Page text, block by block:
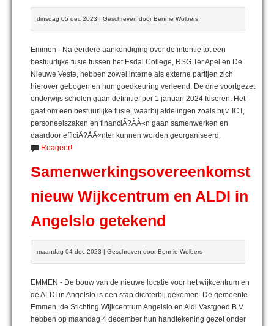
dinsdag 05 dec 2023 | Geschreven door Bennie Wolbers
Emmen - Na eerdere aankondiging over de intentie tot een
bestuurlijke fusie tussen het Esdal College, RSG Ter Apel en De
Nieuwe Veste, hebben zowel interne als externe partijen zich
hierover gebogen en hun goedkeuring verleend. De drie voortgezet
onderwijs scholen gaan definitief per 1 januari 2024 fuseren. Het
gaat om een bestuurlijke fusie, waarbij afdelingen zoals bijv. ICT,
personeelszaken en financiÃ?ÃÂ«n gaan samenwerken en
daardoor efficiÃ?ÃÂ«nter kunnen worden georganiseerd.
Reageer!
Samenwerkingsovereenkomst
nieuw Wijkcentrum en ALDI in
Angelslo getekend
maandag 04 dec 2023 | Geschreven door Bennie Wolbers
EMMEN - De bouw van de nieuwe locatie voor het wijkcentrum en
de ALDI in Angelslo is een stap dichterbij gekomen. De gemeente
Emmen, de Stichting Wijkcentrum Angelslo en Aldi Vastgoed B.V.
hebben op maandag 4 december hun handtekening gezet onder